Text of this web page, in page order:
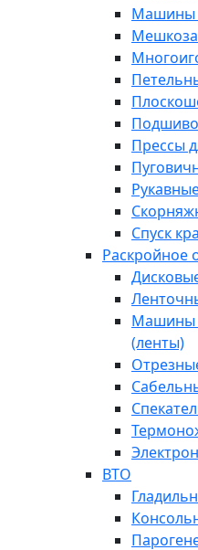
Машины
Прессы
Спуск
Раскройное
Машины
(ленты)
ВТО